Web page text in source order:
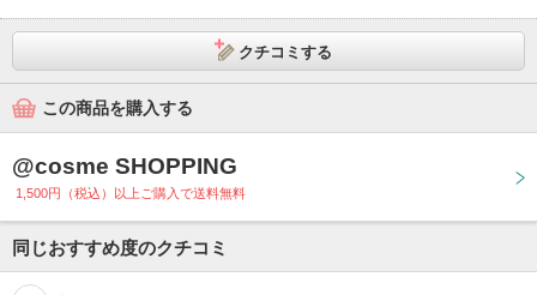
クチコミする
この商品を購入する
@cosme SHOPPING
1,500円（税込）以上ご購入で送料無料
同じおすすめ度のクチコミ